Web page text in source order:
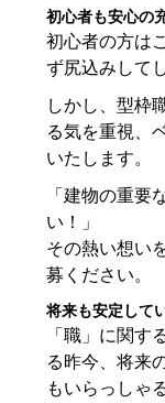
初心者も安心の
初心者の方は
ず尻込みして
しかし、型枠
る気を重視、
いたします。
「建物の重要
い！」
その熱い想い
募ください。
将来も安定して
「職」に関す
る昨今、将来
もいらっしゃ